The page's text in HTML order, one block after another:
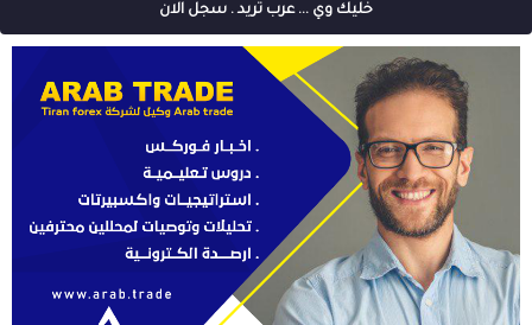
خليك وي ... عرب تريد . سجل الان